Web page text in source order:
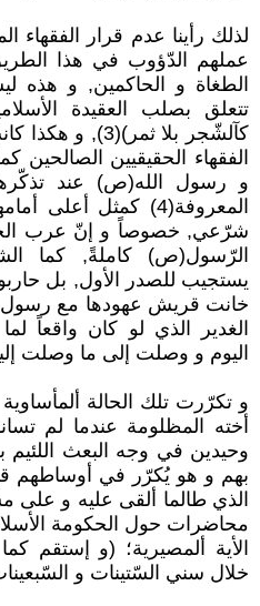
لذلك رأينا عدم قرار الفقهاء
عملهم الدّؤوب في هذا
الطغاة و الحاكمين, و هذه
تتعلق بصلب العقيدة
كآلشّجر بلا
الفقهاء الحقيقيين الصالحين
و رسول الله(ص) عند
المعروفة(4) كمثل
شرّعي, خصوصاً و إنّ عرب
الرّسول(ص) كاملةً, كما
يستجيب للصدر الأول, بل
خانت قريش عهودها مع رسول
الغدير الذي لو كان واقعاً
اليوم و وصلت إلى ما وصلت
و تكرّرت تلك الحالة
أخته المظلومة عندما لم
وحيدين في وجه البعث اللئيم
بهم و هو يُكرّر في أوساطهم
الذي طالما ألقى عليه و على
محاضرات حول الحكومة
الأية ألمصيرية؛ (و
خلال سني السّتينات و